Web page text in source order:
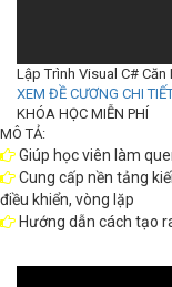
Lập Trình Visual C# Căn
XEM ĐỀ CƯƠNG CHI
KHÓA HỌC MIỄN PHÍ
MÔ TẢ:
Giúp học viên làm
Cung cấp nền tảng
điều khiển, vòng lặp
Hướng dẫn cách tạo